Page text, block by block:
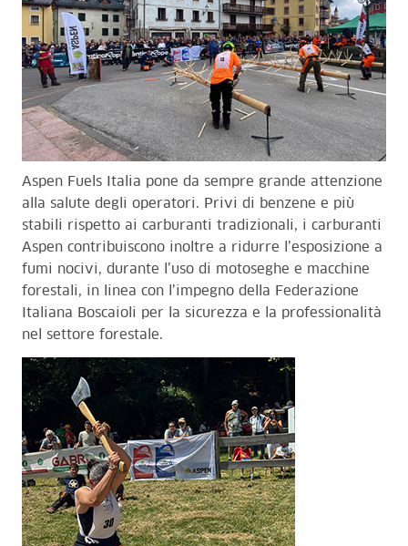
Aspen Fuels Italia pone da sempre grande attenzione
alla salute degli operatori. Privi di benzene e più
stabili rispetto ai carburanti tradizionali, i carburanti
Aspen contribuiscono inoltre a ridurre l’esposizione a
fumi nocivi, durante l’uso di motoseghe e macchine
forestali, in linea con l’impegno della Federazione
Italiana Boscaioli per la sicurezza e la professionalità
nel settore forestale.